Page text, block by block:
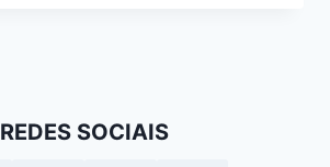
REDES SOCIAIS